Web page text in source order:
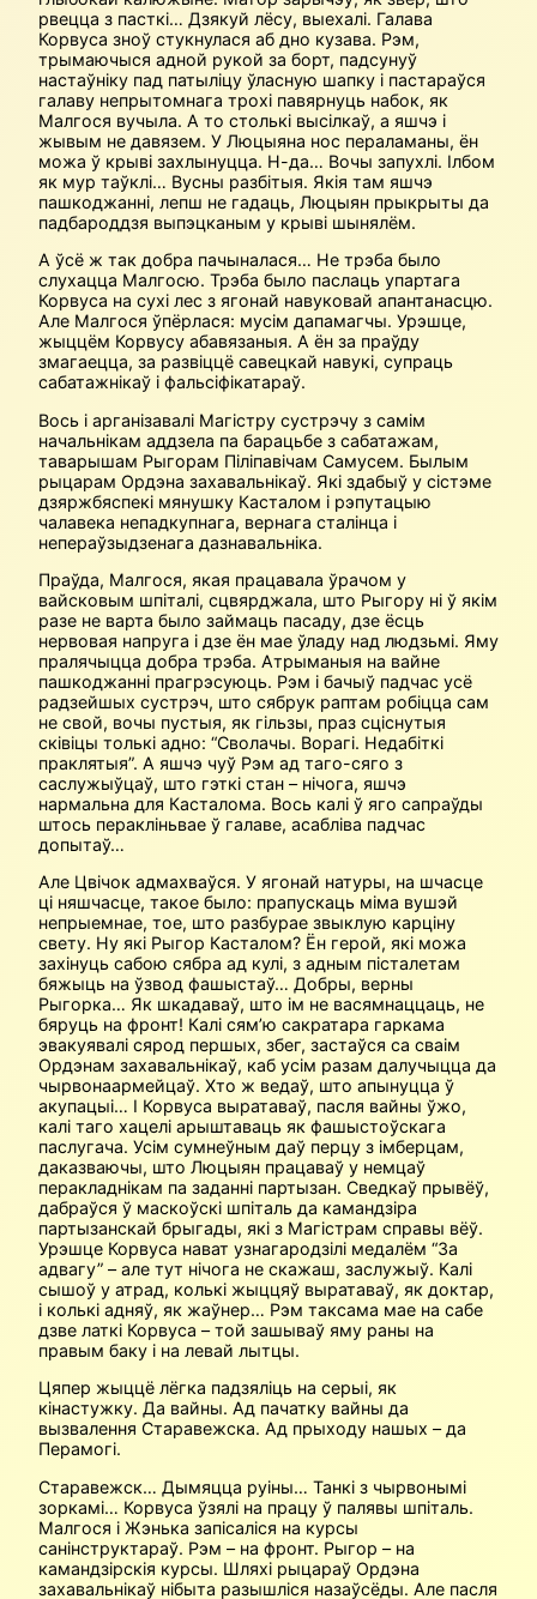
рвецца з пасткі… Дзякуй лёсу, выехалі. Галава
Корвуса зноў стукнулася аб дно кузава. Рэм,
трымаючыся адной рукой за борт, падсунуў
настаўніку пад патыліцу ўласную шапку і пастараўся
галаву непрытомнага трохі павярнуць набок, як
Малгося вучыла. А то столькі высілкаў, а яшчэ і
жывым не давязем. У Люцыяна нос пераламаны, ён
можа ў крыві захлынуцца. Н-да… Вочы запухлі. Ілбом
як мур таўклі… Вусны разбітыя. Якія там яшчэ
пашкоджанні, лепш не гадаць, Люцыян прыкрыты да
падбароддзя выпэцканым у крыві шынялём.
А ўсё ж так добра пачыналася… Не трэба было
слухацца Малгосю. Трэба было паслаць упартага
Корвуса на сухі лес з ягонай навуковай апантанасцю.
Але Малгося ўпёрлася: мусім дапамагчы. Урэшце,
жыццём Корвусу абавязаныя. А ён за праўду
змагаецца, за развіццё савецкай навукі, супраць
сабатажнікаў і фальсіфікатараў.
Вось і арганізавалі Магістру сустрэчу з самім
начальнікам аддзела па барацьбе з сабатажам,
таварышам Рыгорам Піліпавічам Самусем. Былым
рыцарам Ордэна захавальнікаў. Які здабыў у сістэме
дзяржбяспекі мянушку Касталом і рэпутацыю
чалавека непадкупнага, вернага сталінца і
непераўзыдзенага дазнавальніка.
Праўда, Малгося, якая працавала ўрачом у
вайсковым шпіталі, сцвяр­джала, што Рыгору ні ў якім
разе не варта было займаць пасаду, дзе ёсць
нервовая напруга і дзе ён мае ўладу над людзьмі. Яму
пралячыцца добра трэба. Атрыманыя на вайне
пашкоджанні прагрэсуюць. Рэм і бачыў падчас усё
радзейшых сустрэч, што сябрук раптам робіцца сам
не свой, вочы пустыя, як гільзы, праз сціснутыя
сківіцы толькі адно: “Сволачы. Ворагі. Недабіткі
праклятыя”. А яшчэ чуў Рэм ад таго-сяго з
саслужыўцаў, што гэткі стан – нічога, яшчэ
нармальна для Касталома. Вось калі ў яго сапраўды
штось перакліньвае ў галаве, асабліва падчас
допытаў…
Але Цвічок адмахваўся. У ягонай натуры, на шчасце
ці няшчасце, такое было: прапускаць міма вушэй
непрыемнае, тое, што разбурае звыклую карціну
свету. Ну які Рыгор Касталом? Ён герой, які можа
захінуць сабою сябра ад кулі, з адным пісталетам
бяжыць на ўзвод фашыстаў… Добры, верны
Рыгорка… Як шкадаваў, што ім не васямнаццаць, не
бяруць на фронт! Калі сям’ю сакратара гаркама
эвакуявалі сярод першых, збег, застаўся са сваім
Ордэнам захавальнікаў, каб усім разам далучыцца да
чырвонаармейцаў. Хто ж ведаў, што апынуцца ў
акупацыі… І Корвуса выратаваў, пасля вайны ўжо,
калі таго хацелі арыштаваць як фашыстоўскага
паслугача. Усім сумнеўным даў перцу з імберцам,
даказваючы, што Люцыян працаваў у немцаў
перакладнікам па заданні партызан. Сведкаў прывёў,
дабраўся ў маскоўскі шпіталь да камандзіра
партызанскай брыгады, які з Магістрам справы вёў.
Урэшце Корвуса нават узнагародзілі медалём “За
адвагу” – але тут нічога не скажаш, заслужыў. Калі
сышоў у атрад, колькі жыццяў выратаваў, як доктар,
і колькі адняў, як жаўнер… Рэм таксама мае на сабе
дзве латкі Корвуса – той зашываў яму раны на
правым баку і на левай лытцы.
Цяпер жыццё лёгка падзяліць на серыі, як
кінастужку. Да вайны. Ад пачатку вайны да
вызвалення Старавежска. Ад прыходу нашых – да
Перамогі.
Старавежск… Дымяцца руіны… Танкі з чырвонымі
зоркамі… Корвуса ўзялі на працу ў палявы шпіталь.
Малгося і Жэнька запісаліся на курсы
санінструктараў. Рэм – на фронт. Рыгор – на
камандзірскія курсы. Шляхі рыцараў Ордэна
захавальнікаў нібыта разышліся назаўсёды. Але пасля